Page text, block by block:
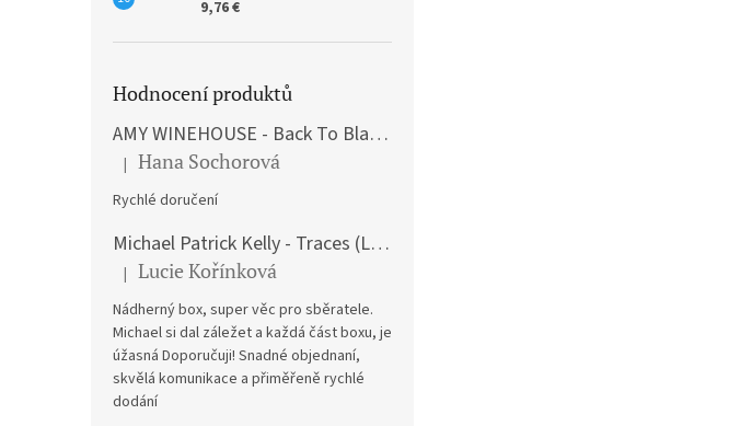
9,76 €
Hodnocení produktů
AMY WINEHOUSE - Back To Black (LP)
The product rating is 5 out of 5 stars.
| Hana Sochorová
Rychlé doručení
Michael Patrick Kelly - Traces (Limited Edition) (Premium Box-Set) (LP)
The product rating is 5 out of 5 stars.
| Lucie Kořínková
Nádherný box, super věc pro sběratele.
Michael si dal záležet a každá část boxu, je
úžasná Doporučuji! Snadné objednaní,
skvělá komunikace a přiměřeně rychlé
dodání